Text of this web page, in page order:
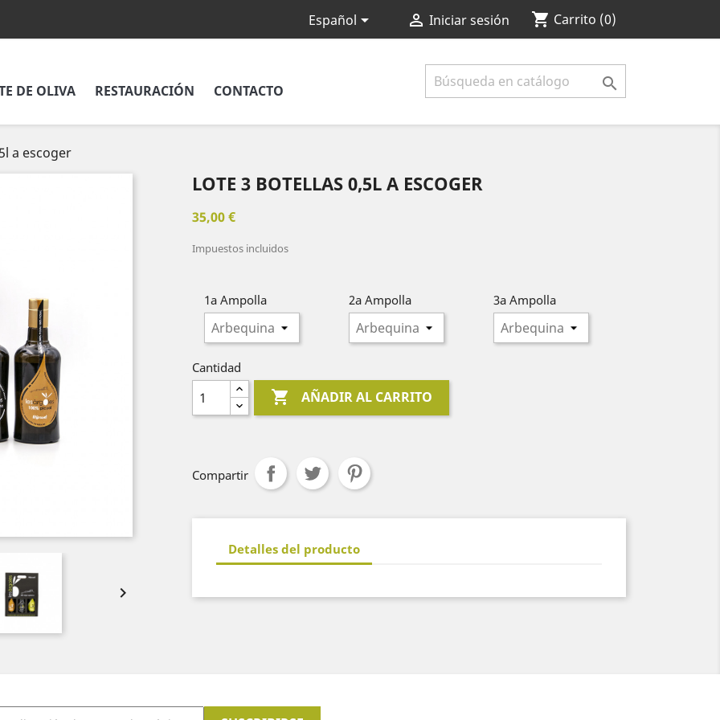
Español  Iniciar sesión shopping_cart Carrito (0)
DE OLIVA RESTAURACIÓN CONTACTO 
a escoger

LOTE 3 BOTELLAS 0,5L A ESCOGER
35,00 €
Impuestos incluidos
1a Ampolla 2a Ampolla 3a Ampolla
Cantidad
 AÑADIR AL CARRITO
Compartir
Detalles del producto